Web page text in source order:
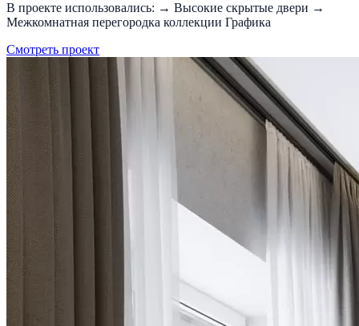
В проекте использовались: → Высокие скрытые двери →
Межкомнатная перегородка коллекции Графика
Смотреть проект